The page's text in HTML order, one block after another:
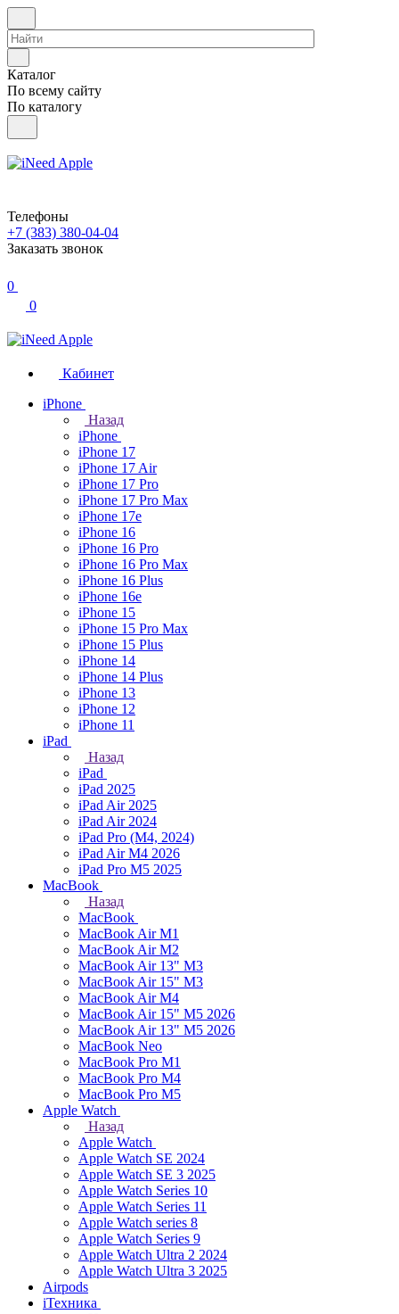
Каталог
По всему сайту
По каталогу
Телефоны
+7 (383) 380-04-04
Заказать звонок
0
0
Кабинет
iPhone
Назад
iPhone
iPhone 17
iPhone 17 Air
iPhone 17 Pro
iPhone 17 Pro Max
iPhone 17e
iPhone 16
iPhone 16 Pro
iPhone 16 Pro Max
iPhone 16 Plus
iPhone 16e
iPhone 15
iPhone 15 Pro Max
iPhone 15 Plus
iPhone 14
iPhone 14 Plus
iPhone 13
iPhone 12
iPhone 11
iPad
Назад
iPad
iPad 2025
iPad Air 2025
iPad Air 2024
iPad Pro (M4, 2024)
iPad Air M4 2026
iPad Pro M5 2025
MacBook
Назад
MacBook
MacBook Air M1
MacBook Air M2
MacBook Air 13" M3
MacBook Air 15" M3
MacBook Air M4
MacBook Air 15" М5 2026
MacBook Air 13" М5 2026
MacBook Neo
MacBook Pro M1
MacBook Pro M4
MacBook Pro M5
Apple Watch
Назад
Apple Watch
Apple Watch SE 2024
Apple Watch SE 3 2025
Apple Watch Series 10
Apple Watch Series 11
Apple Watch series 8
Apple Watch Series 9
Apple Watch Ultra 2 2024
Apple Watch Ultra 3 2025
Airpods
iТехника